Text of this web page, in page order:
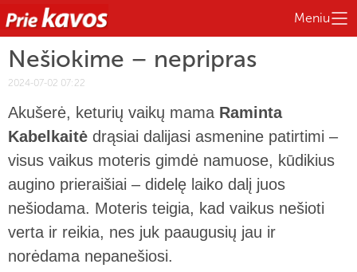
Meniu
Nešiokime – nepripras
2024-07-02 07:22
Akušerė, keturių vaikų mama Raminta
Kabelkaitė drąsiai dalijasi asmenine patirtimi –
visus vaikus moteris gimdė namuose, kūdikius
augino prieraišiai – didelę laiko dalį juos
nešiodama. Moteris teigia, kad vaikus nešioti
verta ir reikia, nes juk paaugusių jau ir
norėdama nepanešiosi.